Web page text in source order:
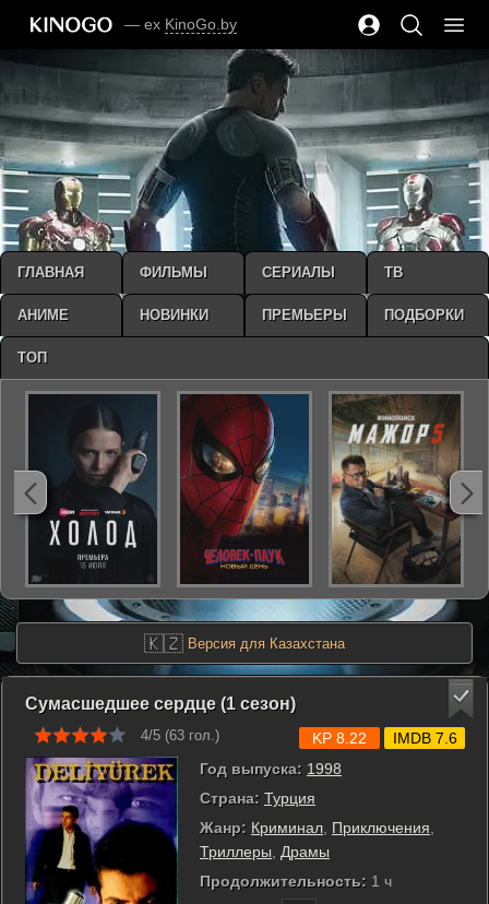
— ex KinoGo.by
🇰🇿 Версия для Казахстана
Сумасшедшее сердце (1 сезон)
4/5 (63 гол.)
Год выпуска: 1998
Страна: Турция
Жанр: Криминал Приключения
Триллеры
Драмы
Продолжительность: 1 ч
KP 8.22 IMDB 7.6
ГЛАВНАЯ ФИЛЬМЫ СЕРИАЛЫ ТВ
АНИМЕ НОВИНКИ ПРЕМЬЕРЫ ПОДБОРКИ
ТОП